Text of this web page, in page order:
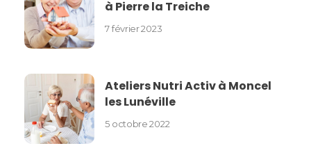
à Pierre la Treiche
7 février 2023
Ateliers Nutri Activ à Moncel
les Lunéville
5 octobre 2022